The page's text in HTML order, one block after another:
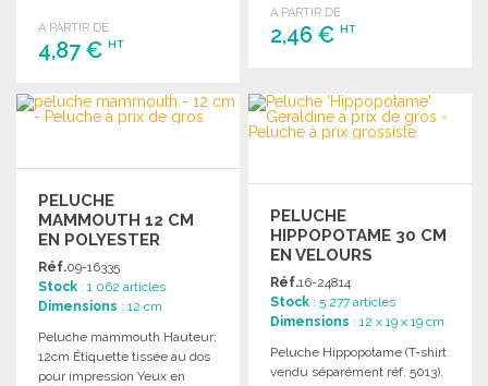
A PARTIR DE
4,87 € HT
COMMANDER
A PARTIR DE
2,46 €HT
Demander un devis
PELUCHE
MAMMOUTH 12 CM
EN POLYESTER
Réf.09-16335
Stock : 1 062 articles
Dimensions : 12 cm
Peluche mammouth Hauteur:
12cm Étiquette tissée au dos
pour impression Yeux en
PELUCHE
HIPPOPOTAME 30 CM
EN VELOURS
Réf.16-24814
Stock : 5 277 articles
Dimensions : 12 x 19 x 19 cm
Peluche Hippopotame (T-shirt
vendu séparément réf. 5013).